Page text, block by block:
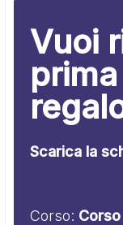
Vuoi
Scarica la
Corso: